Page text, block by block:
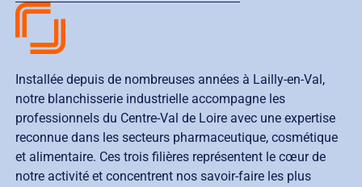
Installée depuis de nombreuses années à Lailly-en-Val,
notre blanchisserie industrielle accompagne les
professionnels du Centre-Val de Loire avec une expertise
reconnue dans les secteurs pharmaceutique, cosmétique
et alimentaire. Ces trois filières représentent le cœur de
notre activité et concentrent nos savoir-faire les plus